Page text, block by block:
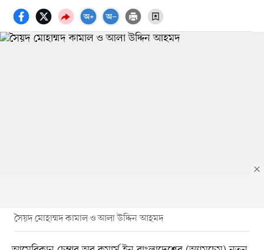
সৈয়দ মোহাম্মদ কামাল ও আলা উদ্দিন আহমদ